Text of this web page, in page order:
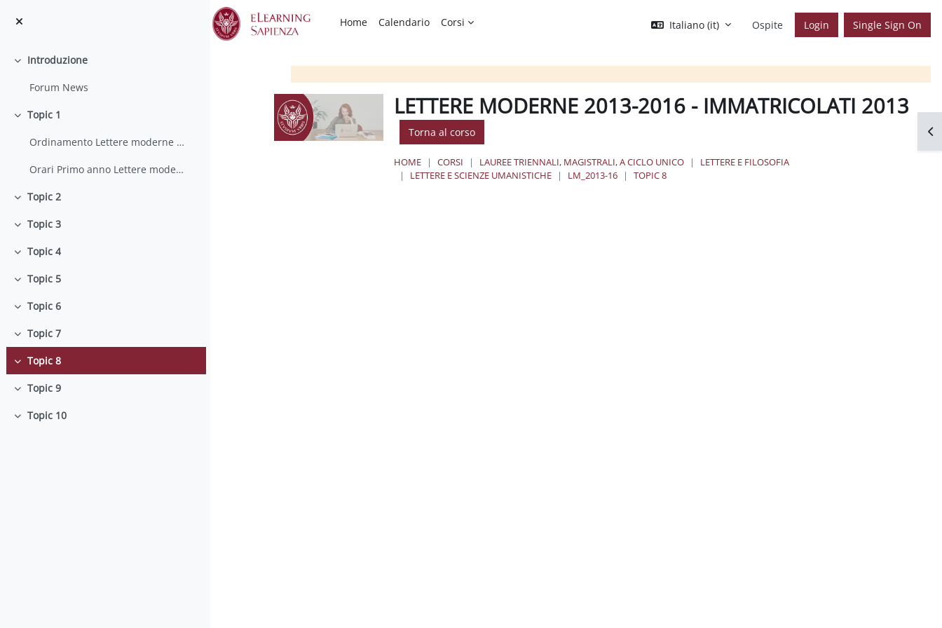
Home
Calendario Corsi Italiano ‎(it)‎ Ospite Login Single Sign On
Minimizza
Introduzione
Forum News
Minimizza
Topic 1
Ordinamento Lettere moderne 2013-2016
Orari Primo anno Lettere moderne - aggiornamento 5 ottobre 2013
Minimizza
Topic 2
Minimizza
Topic 3
Minimizza
Topic 4
Minimizza
Topic 5
Minimizza
Topic 6
Minimizza
Topic 7
Minimizza
Topic 8
Minimizza
Topic 9
Minimizza
Topic 10
LETTERE MODERNE 2013-2016 - IMMATRICOLATI 2013
Torna al corso
HOME CORSI LAUREE TRIENNALI, MAGISTRALI, A CICLO UNICO
LETTERE E FILOSOFIA
LETTERE E SCIENZE UMANISTICHE
LM_2013-16 TOPIC 8